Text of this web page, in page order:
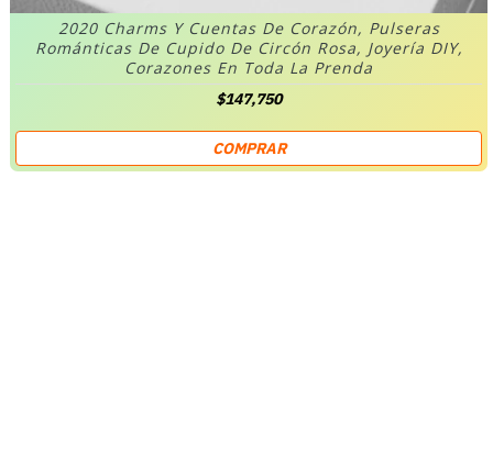
2020 Charms Y Cuentas De Corazón, Pulseras
Románticas De Cupido De Circón Rosa, Joyería DIY,
Corazones En Toda La Prenda
$147,750
COMPRAR